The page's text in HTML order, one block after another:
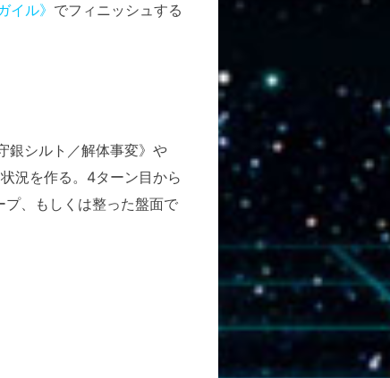
イル》 でフィニッシュする
銀シルト／解体事変》や
況を作る。4ターン目から
、もしくは整った盤面で